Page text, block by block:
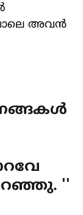
അവന്‍
''